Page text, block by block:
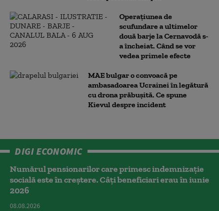
Operațiunea de
scufundare a ultimelor
două barje la Cernavodă s-
a încheiat. Când se vor
vedea primele efecte
MAE bulgar o convoacă pe
ambasadoarea Ucrainei în legătură
cu drona prăbuşită. Ce spune
Kievul despre incident
DIGI ECONOMIC
Numărul pensionarilor care primesc indemnizaţie
socială este în creștere. Câți beneficiari erau în iunie
2026
08.08.2026